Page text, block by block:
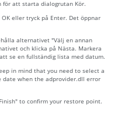
för att starta dialogrutan Kör.
eller tryck på Enter. Det öppnar
alternativet "Välj en annan
och klicka på Nästa. Markera
se en fullständig lista med datum.
in mind that you need to select a
when the adprovider.dll error
to confirm your restore point.